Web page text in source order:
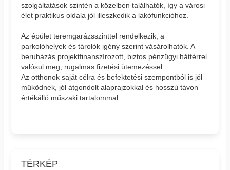
szolgáltatások szintén a közelben találhatók, így a városi
élet praktikus oldala jól illeszkedik a lakófunkcióhoz.
Az épület teremgarázsszinttel rendelkezik, a
parkolóhelyek és tárolók igény szerint vásárolhatók. A
beruházás projektfinanszírozott, biztos pénzügyi háttérrel
valósul meg, rugalmas fizetési ütemezéssel.
Az otthonok saját célra és befektetési szempontból is jól
működnek, jól átgondolt alaprajzokkal és hosszú távon
értékálló műszaki tartalommal.
TÉRKÉP